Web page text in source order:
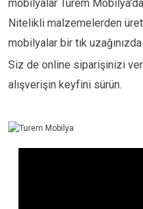
mobilyalar Turem
Nitelikli malzemelerden
mobilyalar bir tık
Siz de online siparişinizi
alışverişin keyfini sürün.